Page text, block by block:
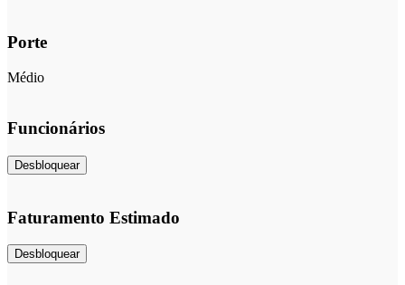
Porte
Médio
Funcionários
Desbloquear
Faturamento Estimado
Desbloquear